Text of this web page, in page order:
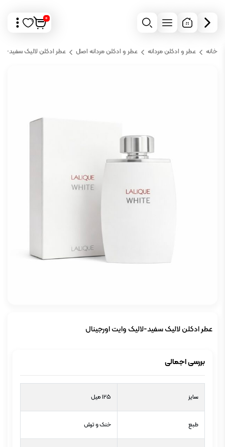
0
خانه عطر و ادکلن مردانه عطر و ادکلن مردانه اصل عطر ادکلن لالیک سفید-
عطر ادکلن لالیک سفید-لالیک وایت اورجینال
بررسی اجمالی
سایز 125 میل
طبع خنک و ترش